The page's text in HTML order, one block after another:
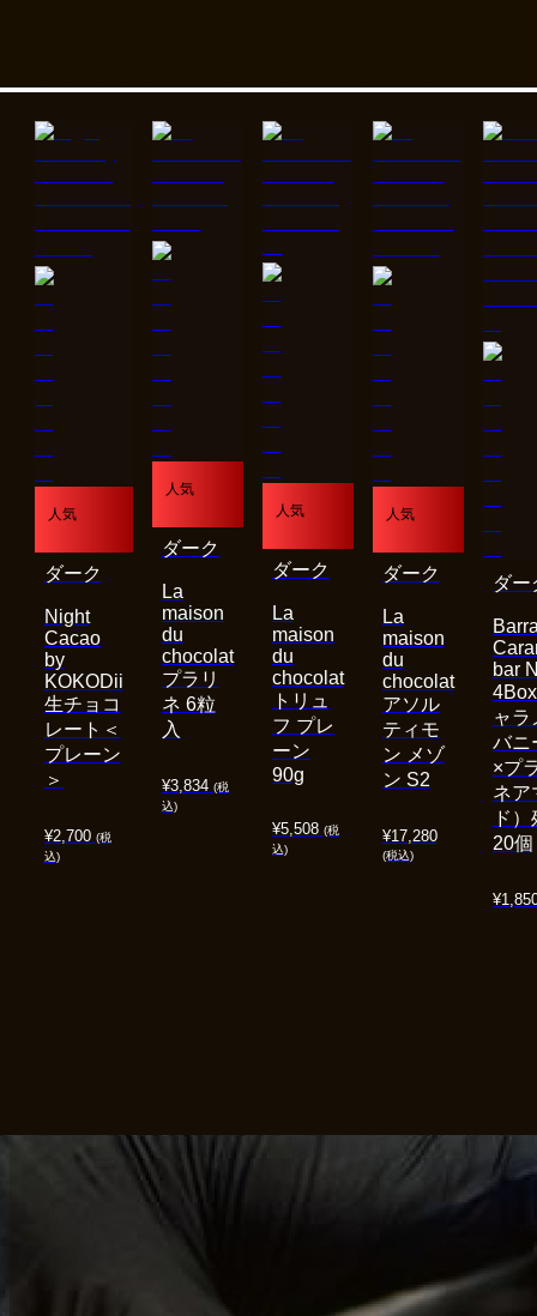
人気
¥2,700 (税
込)
Night
Cacao
by
KOKODii
生チョコ
レート＜
プレーン
＞
ダーク
人気
¥3,834 (税
込)
La
maison
du
chocolat
プラリ
ネ 6粒
入
ダーク
人気
¥5,508 (税
込)
La
maison
du
chocolat
トリュ
フ プレ
ーン
90g
ダーク
人気
¥17,280
(税込)
La
maison
du
chocolat
アソル
ティモ
ン メゾ
ン S2
ダーク
¥
bar
ャラ
バニ
×プ
ネア
ド
20個
ダー